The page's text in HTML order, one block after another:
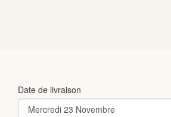
Date de livraison